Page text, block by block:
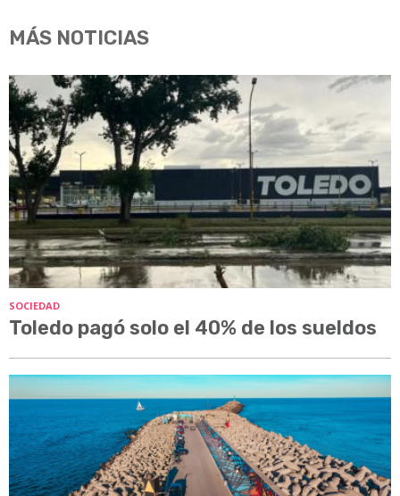
MÁS NOTICIAS
SOCIEDAD
Toledo pagó solo el 40% de los sueldos